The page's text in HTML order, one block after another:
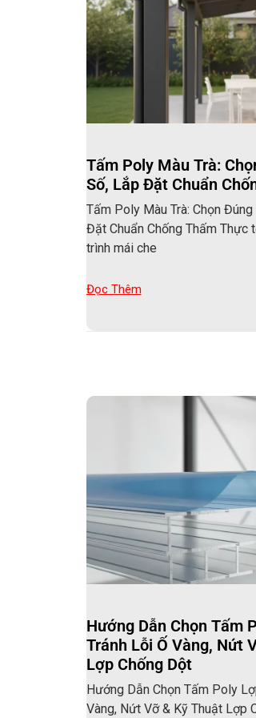
Tấm Poly Màu Trà:
Số, Lắp Đặt Chuẩn
Tấm Poly Màu Trà: Chọn
Đặt Chuẩn Chống Thấm Thực
trình mái che
Đọc Thêm
Hướng Dẫn Chọn Tấm
Tránh Lỗi Ố Vàng, Nứt
Lợp Chống Dột
Hướng Dẫn Chọn Tấm Poly
Vàng, Nứt Vỡ & Kỹ Thuật Lợp